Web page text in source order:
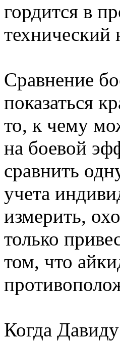
гордится в
технический
Сравнение
показаться
то, к чему
на боевой
сравнить
учета
измерить,
только
том, что
Когда